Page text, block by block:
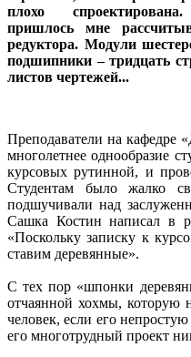
плохо спроектирована.
пришлось мне
редуктора. Модули
подшипники – тридцать
листов чертежей...
Преподаватели на
многолетнее однообразие
курсовых рутинной, и
Студентам было жалко
подшучивали над
Сашка Костин написал в
«Поскольку записку к
ставим деревянные».
С тех пор «шпонки
отчаянной хохмы, которую
человек, если его
его многотрудный проект